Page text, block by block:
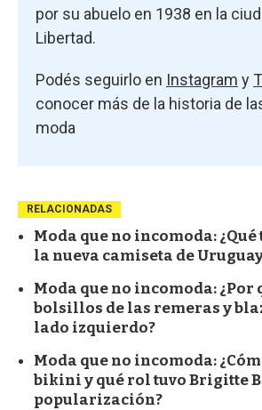
por su abuelo en 1938 en la
Libertad.
Podés seguirlo en Instagram y
conocer más de la historia de
moda
RELACIONADAS
Moda que no incomoda:
la nueva camiseta de
Moda que no incomoda: ¿Por
bolsillos de las remeras y
lado izquierdo?
Moda que no incomoda:
bikini y qué rol tuvo Brigitte
popularización?